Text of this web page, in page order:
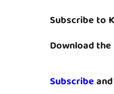
Subscribe to
Download the
Subscribe